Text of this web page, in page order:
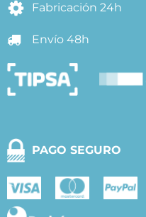
Fabricación 24h
Envío 48h
PAGO SEGURO